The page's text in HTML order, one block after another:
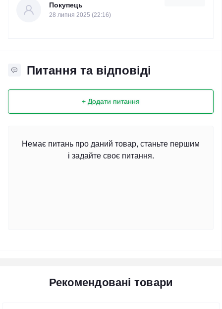
Покупець
28 липня 2025 (22:16)
Питання та відповіді
+ Додати питання
Немає питань про даний товар, станьте першим
і задайте своє питання.
Рекомендовані товари